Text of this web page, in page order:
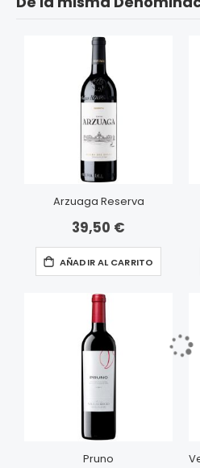
Arzuaga Reserva
39,50 €
AÑADIR AL CARRITO
Pruno